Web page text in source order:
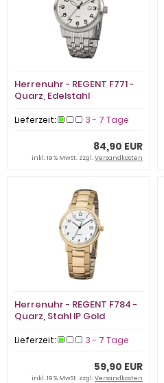
Herrenuhr - REGENT F771 -
Quarz, Edelstahl
Lieferzeit: 3 - 7 Tage
84,90 EUR
inkl. 19 % MwSt. zzgl.Versandkosten
Herrenuhr - REGENT F784 -
Quarz, Stahl IP Gold
Lieferzeit: 3 - 7 Tage
59,90 EUR
inkl. 19 % MwSt. zzgl.Versandkosten